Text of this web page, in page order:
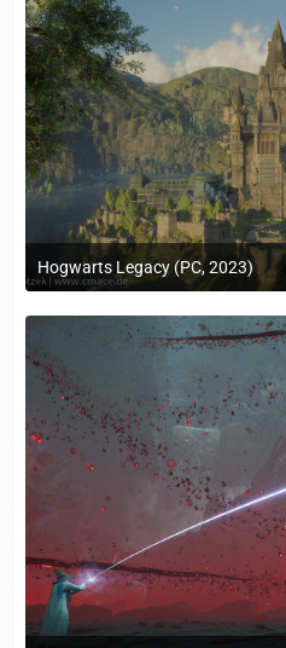
Hogwarts Legacy (PC, 2023)
24. Februar 2023 um 10:12